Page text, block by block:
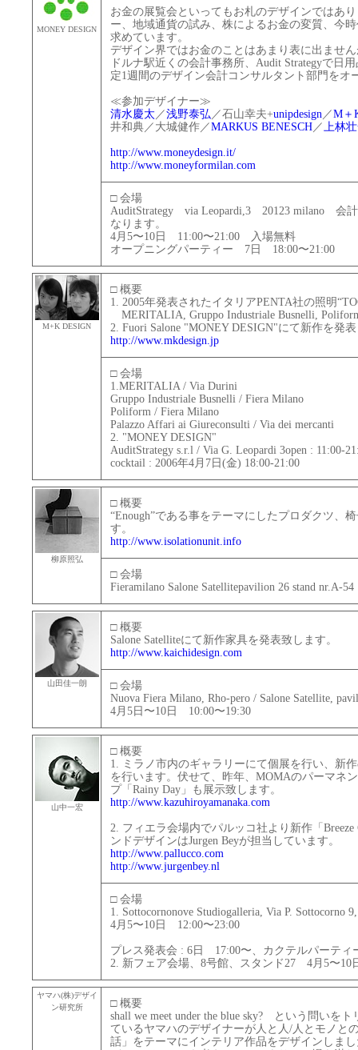
MONEY DESIGN
お金の展覧会といってもお札のデザインではあ
ー、地域通貨の試み、株によるお金の変質、今
求めています。
デザイン界ではお金のことはあまり表に出ませ
ドルナ駅近くの会計事務所、Audit Strategyで日
定1週間のデザイン会計コンサルタント部門をオ
≪参加デザイナー≫
清水慶太 ／浅野泰弘／石山幸夫+unipdesign／M＋
井和典／大城健作／MARKUS BENESCH／上林
http://www.moneydesign.it/
http://www.moneyformilan.com
□ 会場
AuditStrategy via Leopardi,3 20123 milano 会
なります。
4月5〜10日 11:00〜21:00 入場無料
オープニングパーティー 7日 18:00〜21:00
M+K DESIGN
□ 概要
1. 2005年発表されたイタリアPENTA社の照明
MERITALIA, Gruppo Industriale Busnelli,
2. Fuori Salone "MONEY DESIGN"にて新作を発
http://www.mkdesign.jp
□ 会場
1.MERITALIA / Via Durini
Gruppo Industriale Busnelli / Fiera Milano
Poliform / Fiera Milano
Palazzo Affari ai Giureconsulti / Via dei mercanti
2. "MONEY DESIGN"
AuditStrategy s.r.l / Via G. Leopardi 3open : 11:00-
cocktail : 2006年4月7日(金) 18:00-21:00
柳原照弘
□ 概要
“Enough”である事をテーマにしたプロダクツ、
す。
http://www.isolationunit.info
□ 会場
Fieramilano Salone Satellitepavilion 26 stand nr.A-54
山田佳一朗
□ 概要
Salone Satelliteにて新作家具を発表致します。
http://www.kaichidesign.com
□ 会場
Nuova Fiera Milano, Rho-pero / Salone Satellite,
4月5日〜10日 10:00〜19:30
山中一宏
□ 概要
1. ミラノ市内のギャラリーにて個展を行い、新
を行います。伏せて、昨年、MOMAのパーマネ
プ「Rainy Day」も展示致します。
http://www.kazuhiroyamanaka.com
2. フィエラ会場内でパルッコ社より新作「
ンドデザインはJurgen Beyが担当しています。
http://www.pallucco.com
http://www.jurgenbey.nl
□ 会場
1. Sottocornonove Studiogalleria, Via P. Sottocorno
4月5〜10日 12:00〜23:00
プレス発表会 : 6日 17:00〜、カクテルパーティ
2. 新フェア会場、8号館、スタンド27 4月5〜10
ヤマハ(株)デザイ
ン研究所
□ 概要
shall we meet under the blue sky? という問いを
ているヤマハのデザイナーが人と人/人とモノと
話」をテーマにインテリア作品をデザインしま